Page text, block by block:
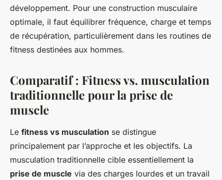
développement. Pour une construction musculaire
optimale, il faut équilibrer fréquence, charge et temps
de récupération, particulièrement dans les routines de
fitness destinées aux hommes.
Comparatif : Fitness vs. musculation
traditionnelle pour la prise de
muscle
Le fitness vs musculation se distingue
principalement par l’approche et les objectifs. La
musculation traditionnelle cible essentiellement la
prise de muscle via des charges lourdes et un travail